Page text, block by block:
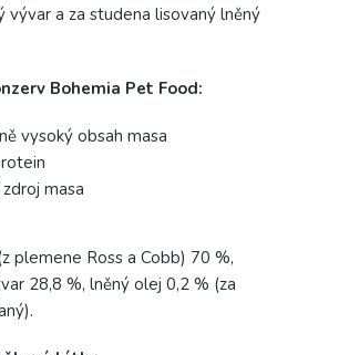
vývar a za studena lisovaný lněný
Bohemia Pet Food:
vysoký obsah masa
masa
plemene Ross a Cobb) 70 %,
28,8 %, lněný olej 0,2 % (za